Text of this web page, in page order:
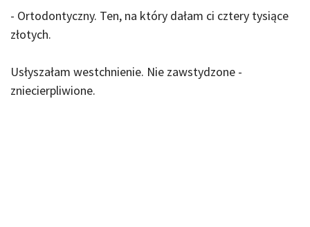
- Ortodontyczny. Ten, na który dałam ci cztery tysiące
złotych.
Usłyszałam westchnienie. Nie zawstydzone -
zniecierpliwione.